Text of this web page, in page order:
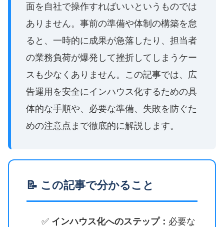
面を自社で操作すればいいというものでは
ありません。事前の準備や体制の構築を怠
ると、一時的に成果が急落したり、担当者
の業務負荷が爆発して挫折してしまうケー
スも少なくありません。この記事では、広
告運用を安全にインハウス化するための具
体的な手順や、必要な準備、失敗を防ぐた
めの注意点まで徹底的に解説します。
📝 この記事で分かること
✅ インハウス化へのステップ： 必要な